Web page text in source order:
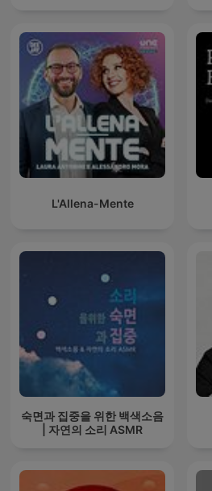
L'Allena-Mente
숙면과 집중을 위한 백색소음
| 자연의 소리 ASMR